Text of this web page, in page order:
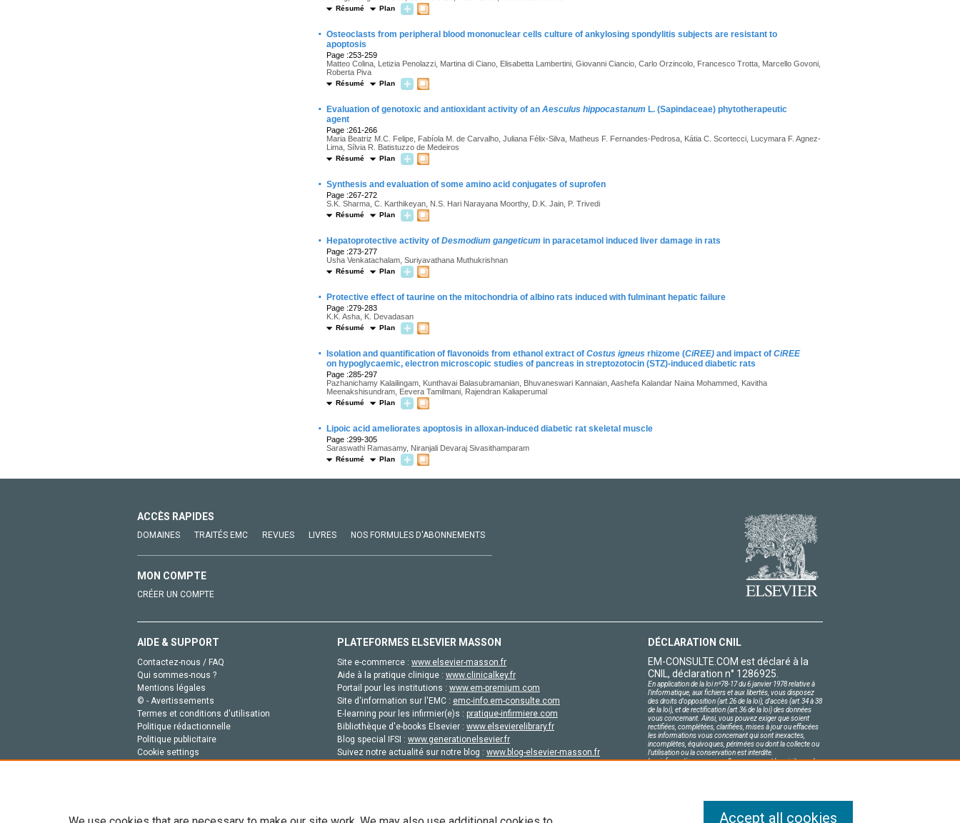
Résumé Plan
· Osteoclasts from peripheral blood mononuclear cells culture of ankylosing spondylitis subjects are resistant to
apoptosis
Page :253-259
Matteo Colina, Letizia Penolazzi, Martina di Ciano, Elisabetta Lambertini, Giovanni Ciancio, Carlo Orzincolo, Francesco Trotta, Marcello Govoni,
Roberta Piva
Résumé Plan
· Evaluation of genotoxic and antioxidant activity of an Aesculus hippocastanum L. (Sapindaceae) phytotherapeutic
agent
Page :261-266
Maria Beatriz M.C. Felipe, Fabíola M. de Carvalho, Juliana Félix-Silva, Matheus F. Fernandes-Pedrosa, Kátia C. Scortecci, Lucymara F. Agnez-
Lima, Sílvia R. Batistuzzo de Medeiros
Résumé Plan
· Synthesis and evaluation of some amino acid conjugates of suprofen
Page :267-272
S.K. Sharma, C. Karthikeyan, N.S. Hari Narayana Moorthy, D.K. Jain, P. Trivedi
Résumé Plan
· Hepatoprotective activity of Desmodium gangeticum in paracetamol induced liver damage in rats
Page :273-277
Usha Venkatachalam, Suriyavathana Muthukrishnan
Résumé Plan
· Protective effect of taurine on the mitochondria of albino rats induced with fulminant hepatic failure
Page :279-283
K.K. Asha, K. Devadasan
Résumé Plan
· Isolation and quantification of flavonoids from ethanol extract of Costus igneus rhizome (CiREE) and impact of CiREE
on hypoglycaemic, electron microscopic studies of pancreas in streptozotocin (STZ)-induced diabetic rats
Page :285-297
Pazhanichamy Kalailingam, Kunthavai Balasubramanian, Bhuvaneswari Kannaian, Aashefa Kalandar Naina Mohammed, Kavitha
Meenakshisundram, Eevera Tamilmani, Rajendran Kaliaperumal
Résumé Plan
· Lipoic acid ameliorates apoptosis in alloxan-induced diabetic rat skeletal muscle
Page :299-305
Saraswathi Ramasamy, Niranjali Devaraj Sivasithamparam
Résumé Plan
ACCÈS RAPIDES
DOMAINES TRAITÉS EMC REVUES LIVRES NOS FORMULES D'ABONNEMENTS
MON COMPTE
CRÉER UN COMPTE
AIDE & SUPPORT
Contactez-nous / FAQ
Qui sommes-nous ?
Mentions légales
© - Avertissements
Termes et conditions d'utilisation
Politique rédactionnelle
Politique publicitaire
Cookie settings
PLATEFORMES ELSEVIER MASSON
Site e-commerce : www.elsevier-masson.fr
Aide à la pratique clinique : www.clinicalkey.fr
Portail pour les institutions : www.em-premium.com
Site d'information sur l'EMC : emc-info.em-consulte.com
E-learning pour les infirmier(e)s : pratique-infirmiere.com
Bibliothèque d'e-books Elsevier : www.elsevierelibrary.fr
Blog special IFSI : www.generationelsevier.fr
Suivez notre actualité sur notre blog : www.blog-elsevier-masson.fr
DÉCLARATION CNIL
EM-CONSULTE.COM est déclaré à la
CNIL, déclaration n° 1286925.
En application de la loi nº78-17 du 6 janvier 1978 relative à
l'informatique, aux fichiers et aux libertés, vous disposez
des droits d'opposition (art.26 de la loi), d'accès (art.34 à 38
de la loi), et de rectification (art.36 de la loi) des données
vous concernant. Ainsi, vous pouvez exiger que soient
rectifiées, complétées, clarifiées, mises à jour ou effacées
les informations vous concernant qui sont inexactes,
incomplètes, équivoques, périmées ou dont la collecte ou
l'utilisation ou la conservation est interdite.
Les informations personnelles concernant les visiteurs de
Accept all cookies